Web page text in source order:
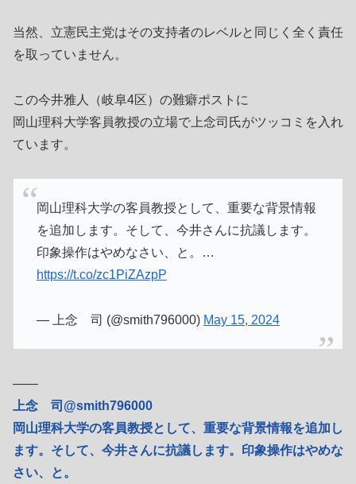
当然、立憲民主党はその支持者のレベルと同じく全く責任
を取っていません。
この今井雅人（岐阜4区）の難癖ポストに
岡山理科大学客員教授の立場で上念司氏がツッコミを入れ
ています。
岡山理科大学の客員教授として、重要な背景情報
を追加します。そして、今井さんに抗議します。
印象操作はやめなさい、と。…
https://t.co/zc1PiZAzpP
— 上念 司 (@smith796000) May 15, 2024
――
上念 司@smith796000
岡山理科大学の客員教授として、重要な背景情報を追加し
ます。そして、今井さんに抗議します。印象操作はやめな
さい、と。